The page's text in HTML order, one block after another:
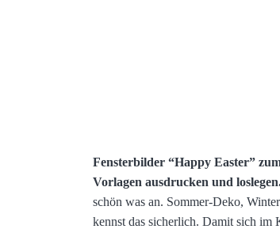
Fensterbilder “Happy Easter”
Vorlagen ausdrucken und
schön was an. Sommer-Deko,
kennst das sicherlich. Damit sich im